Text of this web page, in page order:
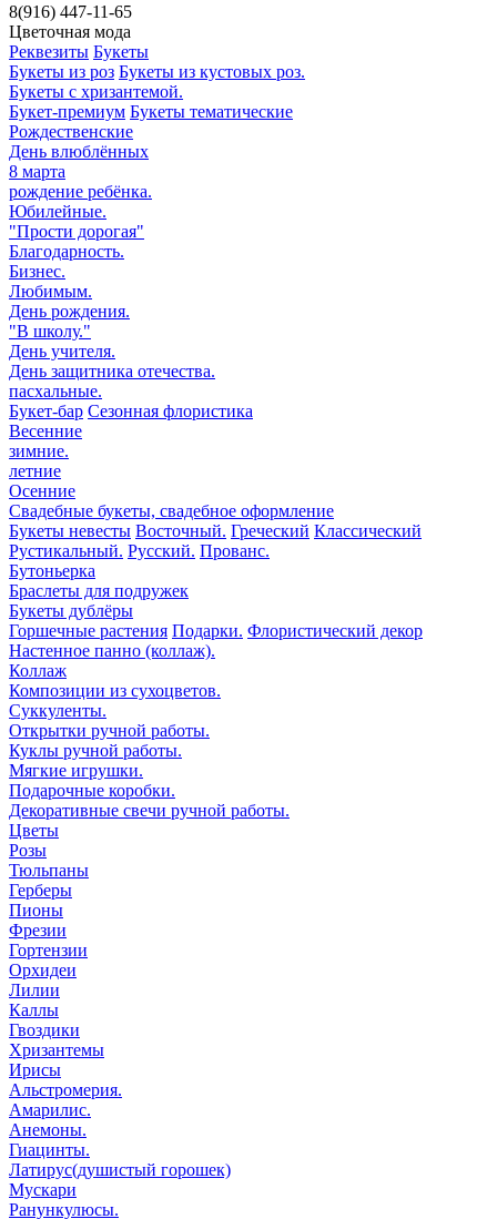
8(916) 447-11-65
Цветочная мода
Реквезиты Букеты
Букеты из роз Букеты из кустовых роз.
Букеты с хризантемой.
Букет-премиум Букеты тематические
Рождественские
День влюблённых
8 марта
рождение ребёнка.
Юбилейные.
"Прости дорогая"
Благодарность.
Бизнес.
Любимым.
День рождения.
"В школу."
День учителя.
День защитника отечества.
пасхальные.
Букет-бар Сезонная флористика
Весенние
зимние.
летние
Осенние
Свадебные букеты, свадебное оформление
Букеты невесты Восточный. Греческий Классический
Рустикальный. Русский. Прованс.
Бутоньерка
Браслеты для подружек
Букеты дублёры
Горшечные растения Подарки. Флористический декор
Настенное панно (коллаж).
Коллаж
Композиции из сухоцветов.
Суккуленты.
Открытки ручной работы.
Куклы ручной работы.
Мягкие игрушки.
Подарочные коробки.
Декоративные свечи ручной работы.
Цветы
Розы
Тюльпаны
Герберы
Пионы
Фрезии
Гортензии
Орхидеи
Лилии
Каллы
Гвоздики
Хризантемы
Ирисы
Альстромерия.
Амарилис.
Анемоны.
Гиацинты.
Латирус(душистый горошек)
Мускари
Ранункулюсы.